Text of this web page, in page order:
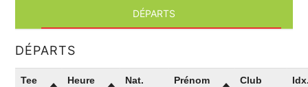
DÉPARTS
DÉPARTS
Tee Heure Nat.
Prénom
Club